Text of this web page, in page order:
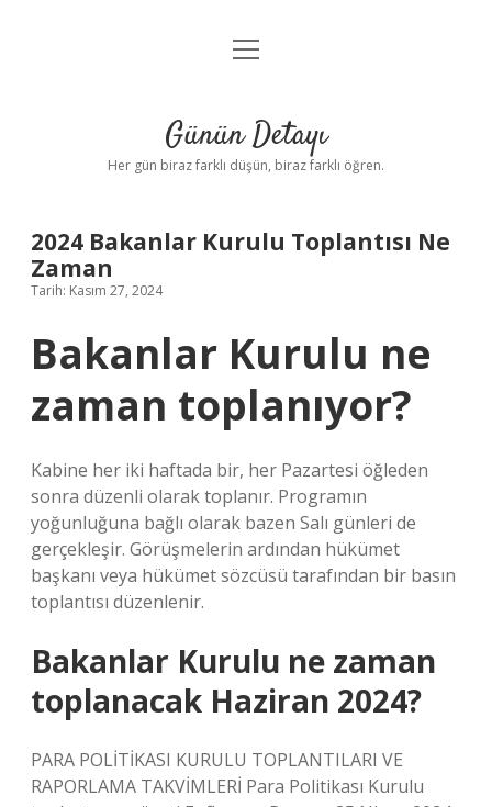
Anasayfa
Yasal Uyarı
menüyü
Günün Detayı
Her gün biraz farklı düşün, biraz farklı öğren.
2024 Bakanlar Kurulu Toplantısı Ne
Zaman
Tarih: Kasım 27, 2024
Bakanlar Kurulu ne
zaman toplanıyor?
Kabine her iki haftada bir, her Pazartesi öğleden
sonra düzenli olarak toplanır. Programın
yoğunluğuna bağlı olarak bazen Salı günleri de
gerçekleşir. Görüşmelerin ardından hükümet
başkanı veya hükümet sözcüsü tarafından bir basın
toplantısı düzenlenir.
Bakanlar Kurulu ne zaman
toplanacak Haziran 2024?
PARA POLİTİKASI KURULU TOPLANTILARI VE
RAPORLAMA TAKVİMLERİ Para Politikası Kurulu